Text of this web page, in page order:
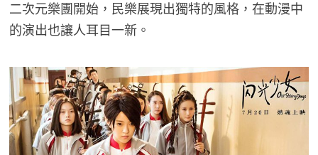
二次元樂團開始，民樂展現出獨特的風格，在動漫中
的演出也讓人耳目一新。